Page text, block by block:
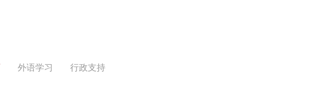
外语学习 行政支持